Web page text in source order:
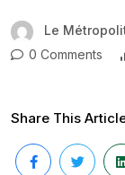
Le
0 Comments
Share This